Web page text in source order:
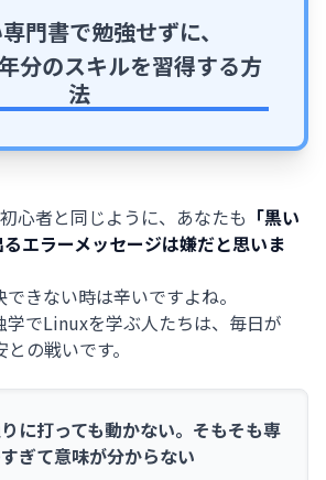
門書で勉強せずに、
分のスキルを習得する方
法
心者と同じように、あなたも 「黒い
エラーメッセージは嫌だと思いま
きない時は辛いですよね。
学でLinuxを学ぶ人たちは、毎日が
の戦いです。
に打っても動かない。そもそも専
ぎて意味が分からない